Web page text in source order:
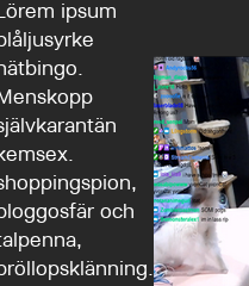
ipsum
och